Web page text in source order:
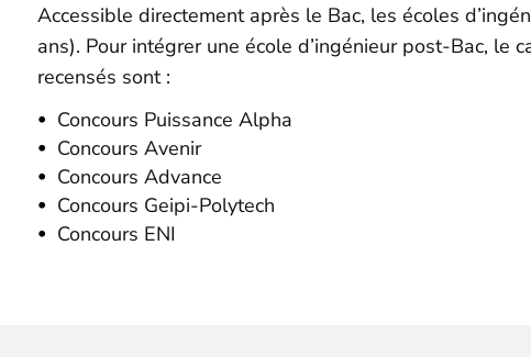
Accessible directement après le Bac, les écoles
ans). Pour intégrer une école d’ingénieur post-Bac, le
recensés sont :
Concours Puissance Alpha
Concours Avenir
Concours Advance
Concours Geipi-Polytech
Concours ENI